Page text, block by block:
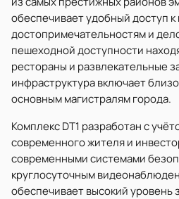
обеспечивает удобный доступ
достопримечательностям и
пешеходной доступности
рестораны и развлекательные
инфраструктура включает
основным магистралям города.
Комплекс DT1 разработан с
современного жителя и
современными системами
круглосуточным
обеспечивает высокий уровень